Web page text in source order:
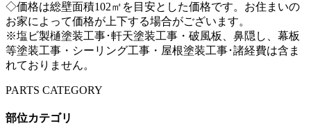
◇価格は総壁面積102㎡を目安とした価格です。お住まいの
お家によって価格が上下する場合がございます。
※塩ビ製樋塗装工事･軒天塗装工事・破風板、鼻隠し、幕板
等塗装工事・シーリング工事・屋根塗装工事･諸経費は含ま
れておりません。
PARTS CATEGORY
部位カテゴリ